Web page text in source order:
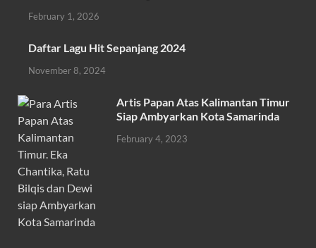
b
o
o
k
er
A
p
p
February 1, 2026
Daftar Lagu Hit Sepanjang 2024
November 8, 2024
Artis Papan Atas Kalimantan Timur
Siap Ambyarkan Kota Samarinda
February 4, 2023